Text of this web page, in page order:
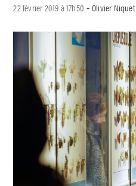
22 février 2019 à 17h50 -Olivier Niquet